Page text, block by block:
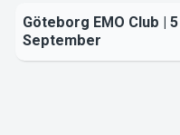
Göteborg EMO Club | 5
September